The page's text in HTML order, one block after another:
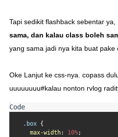
Tapi sedikit flashback sebentar ya,
sama, dan kalau class boleh
yang sama jadi nya kita buat pake
Oke Lanjut ke css-nya. copass
uuuuuuuu#kalau nonton rvlog
.box {
max-width: 10%;